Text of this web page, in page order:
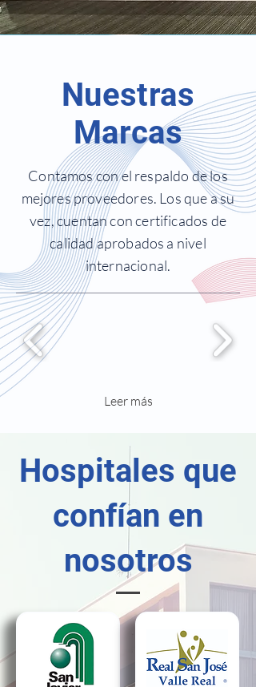
Nuestras
Marcas
Contamos con el respaldo de los
mejores proveedores. Los que a su
vez, cuentan con certificados de
calidad aprobados a nivel
internacional.
Leer más
Hospitales que
confían en
nosotros